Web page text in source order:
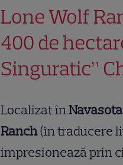
Lone Wolf
400 de
Singuratic”
Localizat înNavasota
Ranch(în traducere
impresionează prin